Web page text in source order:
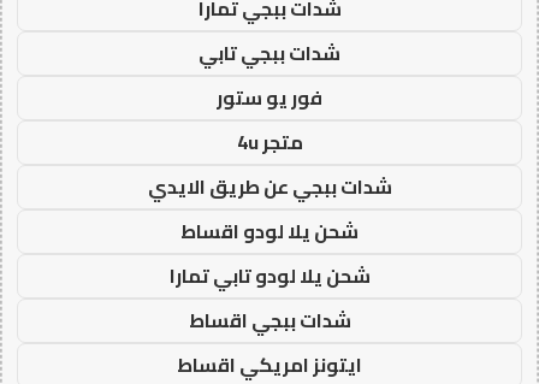
شدات ببجي تمارا
شدات ببجي تابي
فور يو ستور
متجر 4u
شدات ببجي عن طريق الايدي
شحن يلا لودو اقساط
شحن يلا لودو تابي تمارا
شدات ببجي اقساط
ايتونز امريكي اقساط